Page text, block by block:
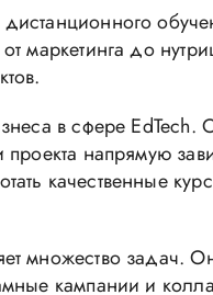
маркетинга до
в сфере EdTech.
напрямую
качественные
множество задач.
кампании и